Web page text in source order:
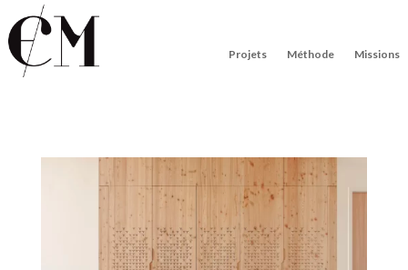
Projets Méthode Missions